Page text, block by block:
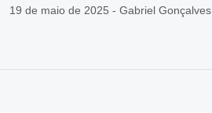
19 de maio de 2025 - Gabriel Gonçalves